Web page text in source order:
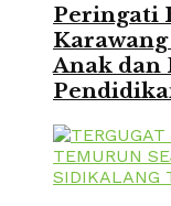
Peringati
Anak dan